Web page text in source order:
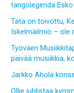
tangolegenda
Tätä on toivottu,
Iskelmäilmiö – ole
Työväen
päivää musiikkia,
Jarkko Ahola
Ollie juhlistaa